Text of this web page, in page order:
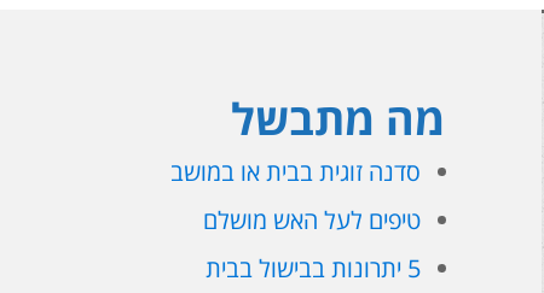
מה מתבשל
סדנה זוגית בבית או במושב
טיפים לעל האש מושלם
5 יתרונות בבישול בבית